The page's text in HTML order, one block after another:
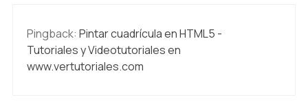
Pingback: Pintar cuadrícula en HTML5 -
Tutoriales y Videotutoriales en
www.vertutoriales.com